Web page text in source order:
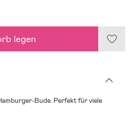
legen
Bude. Perfekt für viele